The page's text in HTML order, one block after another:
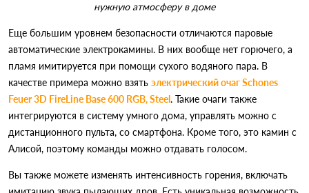
нужную атмосферу в доме
Еще большим уровнем безопасности отличаются паровые
автоматические электрокамины. В них вообще нет горючего, а
пламя имитируется при помощи сухого водяного пара. В
качестве примера можно взять электрический очаг Schones
Feuer 3D FireLine Base 600 RGB, Steel. Такие очаги также
интегрируются в систему умного дома, управлять можно с
дистанционного пульта, со смартфона. Кроме того, это камин с
Алисой, поэтому команды можно отдавать голосом.
Вы также можете изменять интенсивность горения, включать